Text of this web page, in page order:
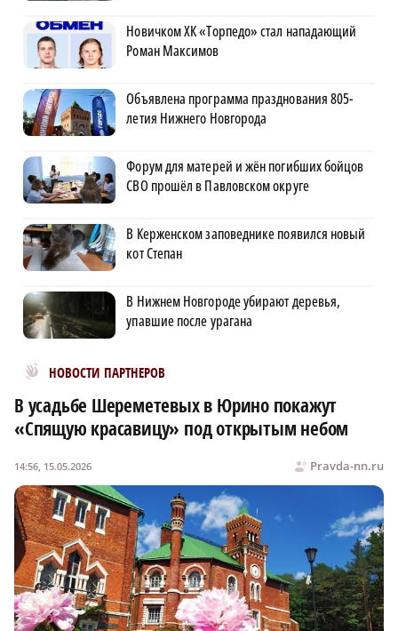
Новичком ХК «Торпедо» стал нападающий
Роман Максимов
Объявлена программа празднования 805-
летия Нижнего Новгорода
Форум для матерей и жён погибших бойцов
СВО прошёл в Павловском округе
В Керженском заповеднике появился новый
кот Степан
В Нижнем Новгороде убирают деревья,
упавшие после урагана
НОВОСТИ ПАРТНЕРОВ
Новости МирТесен
В усадьбе Шереметевых в Юрино покажут
«Спящую красавицу» под открытым небом
Pravda-nn.ru
14:56, 15.05.2026